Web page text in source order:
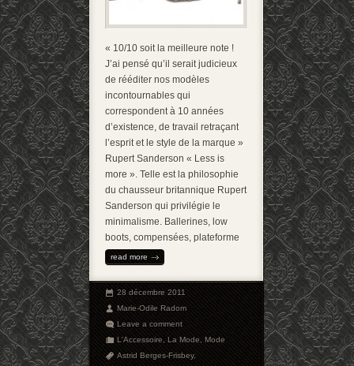
« 10/10 soit la meilleure note !
J’ai pensé qu’il serait judicieux
de rééditer nos modèles
incontournables qui
correspondent à 10 années
d’existence, de travail retraçant
l’esprit et le style de la marque »
Rupert Sanderson « Less is
more ». Telle est la philosophie
du chausseur britannique Rupert
Sanderson qui privilégie le
minimalisme. Ballerines, low
boots, compensées, plateforme
read more
28 décembre 2011
Marie-Odile Radom
Leave a comment
L'Accessoire,La Mode,Mode
Astrid Berges-Frisbey,